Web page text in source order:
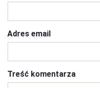
Adres email
Treść komentarza